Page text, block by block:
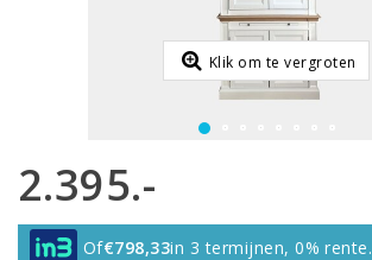
Klik om te vergroten
2.395.-
Of€798,33in 3 termijnen, 0% rente.